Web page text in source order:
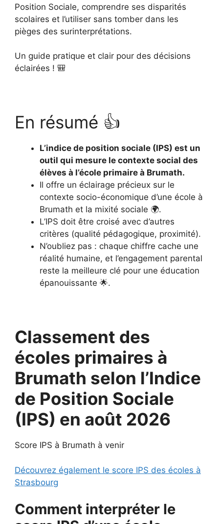
Position Sociale, comprendre ses disparités
scolaires et l’utiliser sans tomber dans les
pièges des surinterprétations.
Un guide pratique et clair pour des décisions
éclairées ! 🎒
En résumé 👍
L’indice de position sociale (IPS) est un
outil qui mesure le contexte social des
élèves à l’école primaire à Brumath.
Il offre un éclairage précieux sur le
contexte socio-économique d’une école à
Brumath et la mixité sociale 🌍.
L’IPS doit être croisé avec d’autres
critères (qualité pédagogique, proximité).
N’oubliez pas : chaque chiffre cache une
réalité humaine, et l’engagement parental
reste la meilleure clé pour une éducation
épanouissante 🌟.
Classement des
écoles primaires à
Brumath selon l’Indice
de Position Sociale
(IPS) en août 2026
Score IPS à Brumath à venir
Découvrez également le score IPS des écoles à
Strasbourg
Comment interpréter le